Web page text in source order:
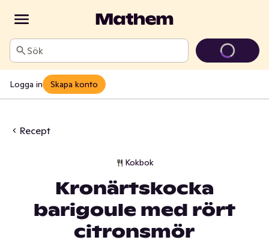
Sök
Logga in Skapa konto
Recept
Kokbok
Kronärtskocka
barigoule med rört
citronsmör